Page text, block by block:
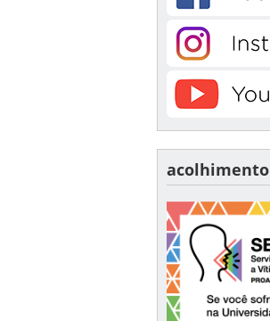
acolhimento